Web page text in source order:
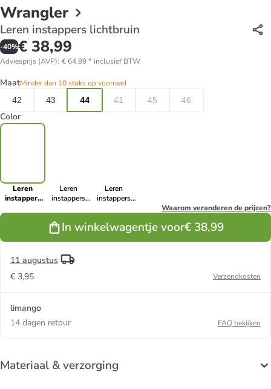
Wrangler
Leren instappers lichtbruin
-40%€ 38,99
Adviesprijs (AVP): € 64,99* inclusief BTW
MaatMinder dan 10 stuks op voorraad
42
43 44 41 45 46
Color
Leren
instappers
Leren
instappers
Leren
instappers
Waarom veranderen de prijzen?
In winkelwagentje voor€ 38,99
11 augustus
€ 3,95
Verzendkosten
limango
14 dagen retour
FAQ bekijken
Materiaal & verzorging